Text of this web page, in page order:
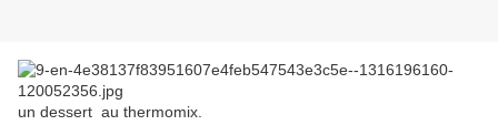
un dessert au thermomix.